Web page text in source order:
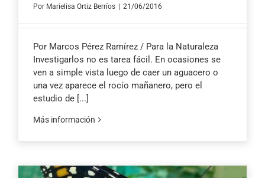
Por Marielisa Ortiz Berríos 21/06/2016
Por Marcos Pérez Ramírez / Para la Naturaleza
Investigarlos no es tarea fácil. En ocasiones se
ven a simple vista luego de caer un aguacero o
una vez aparece el rocío mañanero, pero el
estudio de [...]
Más información